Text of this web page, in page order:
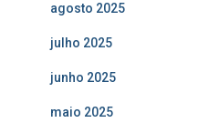
agosto 2025
julho 2025
junho 2025
maio 2025